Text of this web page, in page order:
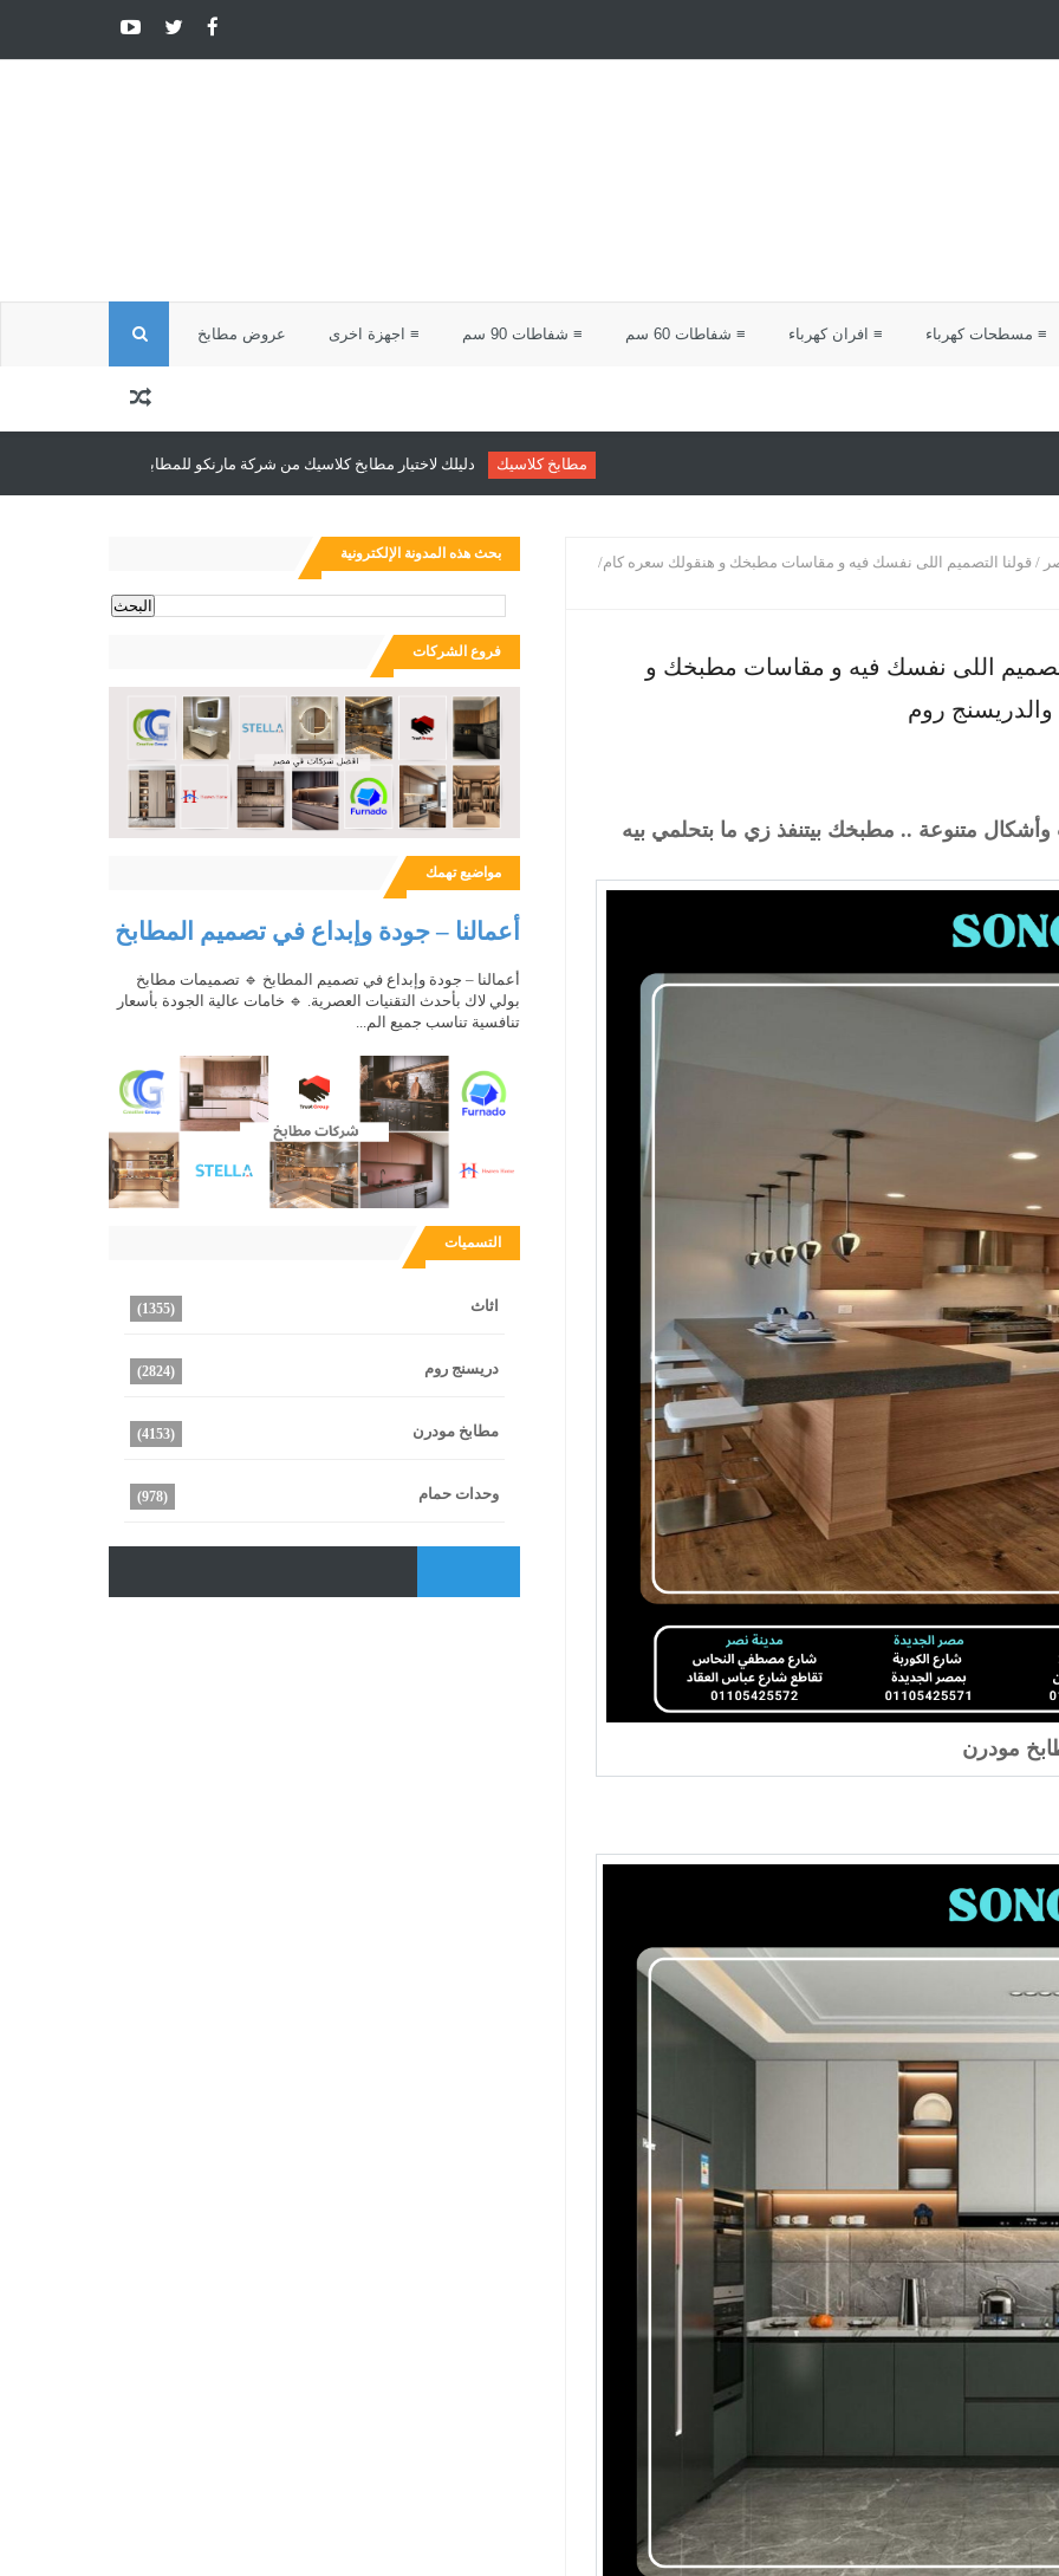
≡ مسطحات كهرباء ≡ افران كهرباء ≡ شفاطات 60 سم ≡ شفاطات 90 سم ≡ اجهزة اخرى عروض مطابخ ا
ل
ث
دليلك لاختيار مطابخ كلاسيك من شركة مارنكو للمطابخ والدريسنج روم
التصميم اللى نفسك فيه و مقاسات مطبخك و هنقولك سعره كام/
اللى نفسك فيه و مقاسات مطبخك و
روم
متنوعة .. مطبخك بيتنفذ زي ما بتحلمي بيه
مودرن
بحث هذه المدونة الإلكترونية
فروع الشركات
مواضيع تهمك
أعمالنا – جودة وإبداع في تصميم المطابخ
أعمالنا – جودة وإبداع في تصميم المطابخ 🔹 تصميمات مطابخ
بولي لاك بأحدث التقنيات العصرية. 🔹 خامات عالية الجودة بأسعار
تنافسية تناسب جميع الم...
التسميات
اثاث (1355)
دريسنج روم (2824)
مطابخ مودرن (4153)
وحدات حمام (978)